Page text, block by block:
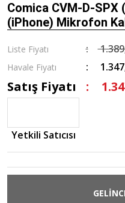
Comica CVM-D-SPX
(iPhone) Mikrofon
Liste Fiyatı
Havale Fiyatı
Satış Fiyatı
Yetkili Satıcısı